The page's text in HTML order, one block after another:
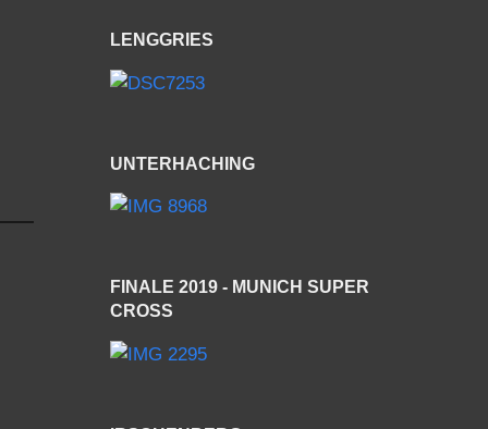
UNTERHACHING
FINALE 2019 - MUNICH SUPER
IRSCHENBERG